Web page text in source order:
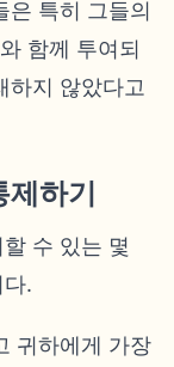
은 특히 그들의
함께 투여되
하지 않았다고
하기
수 있는 몇
.
귀하에게 가장